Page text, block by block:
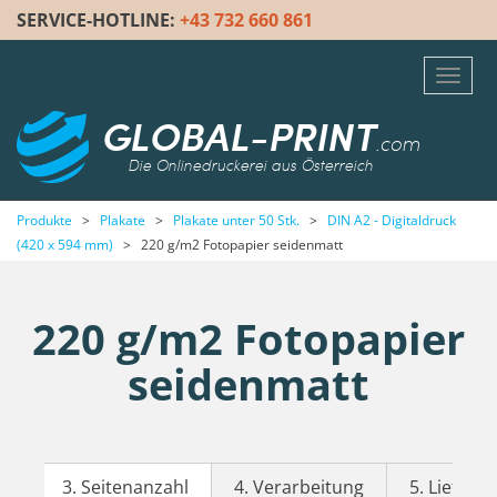
SERVICE-HOTLINE: +43 732 660 861
GLOBAL-PRINT.com
Die Onlinedruckerei aus Österreich
Produkte > Plakate > Plakate unter 50 Stk. >
DIN A2 - Digitaldruck
(420 x 594 mm) > 220 g/m2 Fotopapier seidenmatt
220 g/m2 Fotopapier
seidenmatt
3. Seitenanzahl 4. Verarbeitung 5.